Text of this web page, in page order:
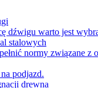
dźwigu warto jest
stalowych
normy związane z
podjazd.
drewna